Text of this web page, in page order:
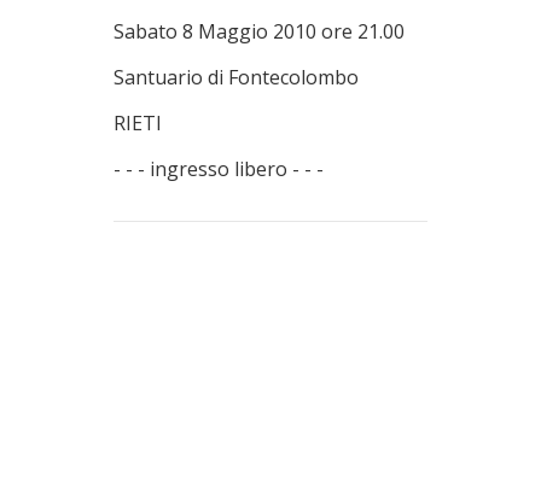
Sabato 8 Maggio 2010 ore 21.00
Santuario di Fontecolombo
RIETI
- - - ingresso libero - - -